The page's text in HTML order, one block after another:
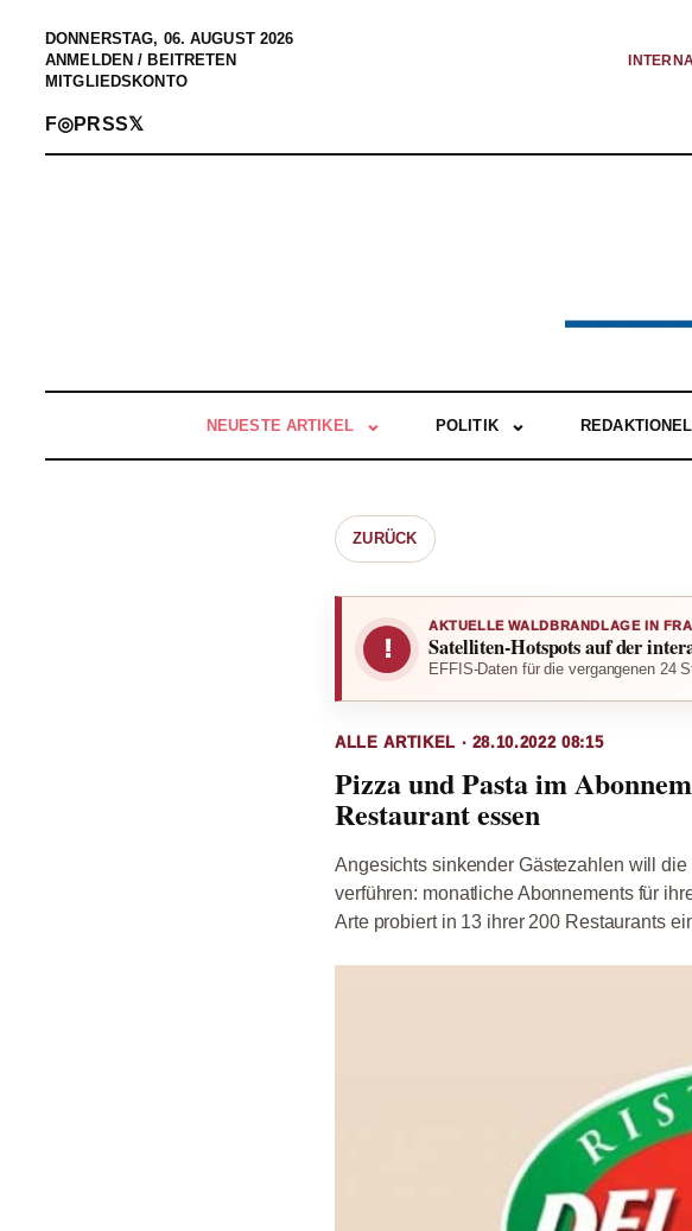
DONNERSTAG, 06. AUGUST 2026
ANMELDEN / BEITRETEN
MITGLIEDSKONTO
F◎PRSS𝕏
NEUESTE ARTIKEL POLITIK
ZURÜCK
!
AKTUELLE WALDBRANDLAGE IN
Satelliten-Hotspots auf der
EFFIS-Daten für die vergangenen 24
ALLE ARTIKEL · 28.10.2022 08:15
Pizza und Pasta im
Restaurant essen
Angesichts sinkender Gästezahlen will die
verführen: monatliche Abonnements für
Arte probiert in 13 ihrer 200 Restaurants